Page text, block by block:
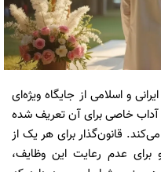
و اسلامی از جایگاه ویژه‌ای
آداب خاصی برای آن تعریف شده
قانون‌گذار برای هر یک از
عدم رعایت این وظایف،